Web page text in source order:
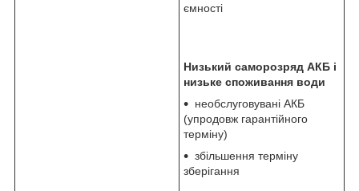
ємності
Низький саморозряд АКБ і
низьке споживання води
необслуговувані АКБ
(упродовж гарантійного
терміну)
збільшення терміну
зберігання